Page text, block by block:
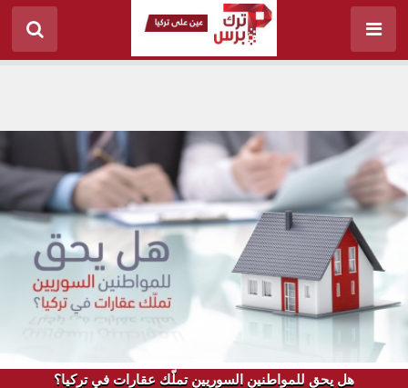
هل يحق للمواطنين السوريين تملّك عقارات في تركيا؟